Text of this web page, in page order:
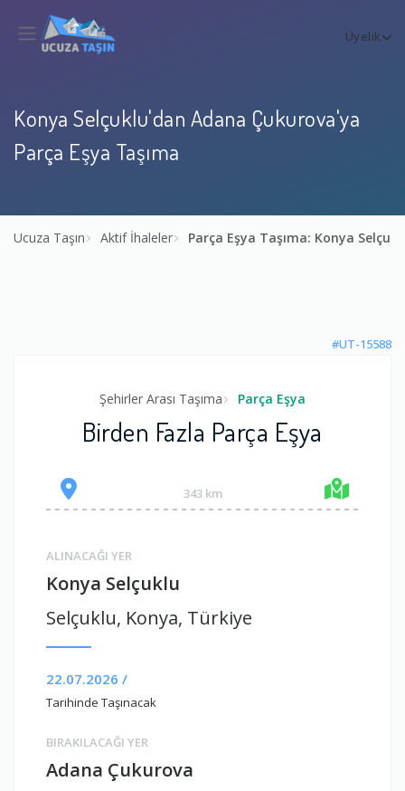
Üyelik
Konya Selçuklu'dan Adana Çukurova'ya
Parça Eşya Taşıma
Ucuza Taşın Aktif İhaleler Parça Eşya Taşıma: Konya
#UT-15588
Şehirler Arası Taşıma Parça Eşya
Birden Fazla Parça Eşya
343 km
ALINACAĞI YER
Konya Selçuklu
Selçuklu, Konya, Türkiye
22.07.2026 /
Tarihinde Taşınacak
BIRAKILACAĞI YER
Adana Çukurova